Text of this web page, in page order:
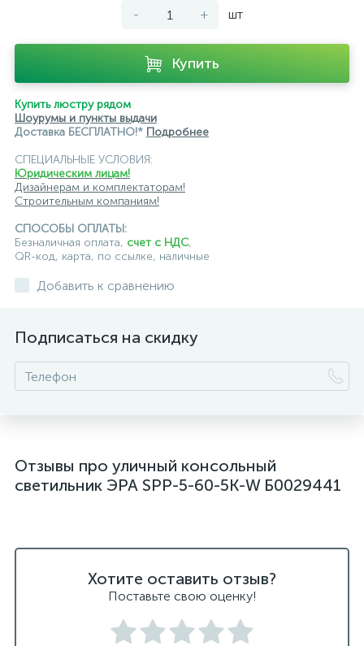
Уличные светильники грунтовые
- + шт
Купить
Купить люстру рядом
Шоурумы и пункты выдачи
Доставка БЕСПЛАТНО!* Подробнее
СПЕЦИАЛЬНЫЕ УСЛОВИЯ:
Юридическим лицам!
Дизайнерам и комплектаторам!
Строительным компаниям!
СПОСОБЫ ОПЛАТЫ:
Безналичная оплата, счет с НДС,
QR-код, карта, по ссылке, наличные
Добавить к сравнению
Подписаться на скидку
Отзывы про уличный консольный
светильник ЭРА SPP-5-60-5K-W Б0029441
Хотите оставить отзыв?
Поставьте свою оценку!